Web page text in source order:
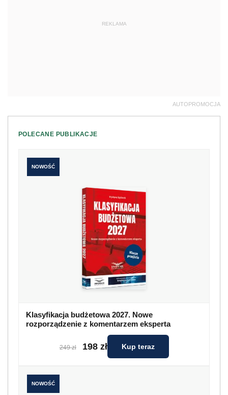
REKLAMA
AUTOPROMOCJA
POLECANE PUBLIKACJE
NOWOŚĆ
Klasyfikacja budżetowa 2027. Nowe
rozporządzenie z komentarzem eksperta
249 zł 198 zł Kup teraz
NOWOŚĆ